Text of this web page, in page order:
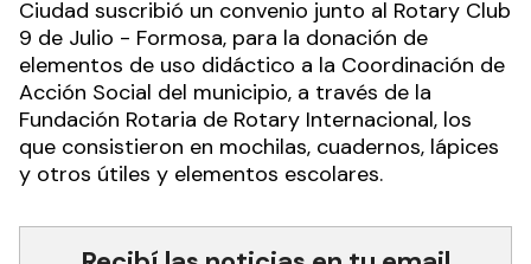
Ciudad suscribió un convenio junto al Rotary Club
9 de Julio - Formosa, para la donación de
elementos de uso didáctico a la Coordinación de
Acción Social del municipio, a través de la
Fundación Rotaria de Rotary Internacional, los
que consistieron en mochilas, cuadernos, lápices
y otros útiles y elementos escolares.